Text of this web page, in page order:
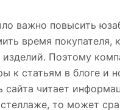
важно повысить
время покупателя,
изделий. Поэтому
к статьям в блоге и
сайта читает
то может